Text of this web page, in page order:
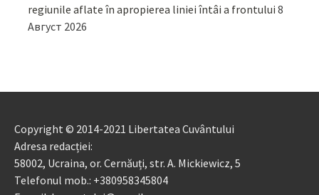
regiunile aflate în apropierea liniei întâi a frontului 8
Август 2026
Copyright © 2014-2021 Libertatea Cuvântului
Adresa redacției:
58002, Ucraina, or. Cernăuți, str. A. Mickiewicz, 5
Telefonul mob.: +380958345804